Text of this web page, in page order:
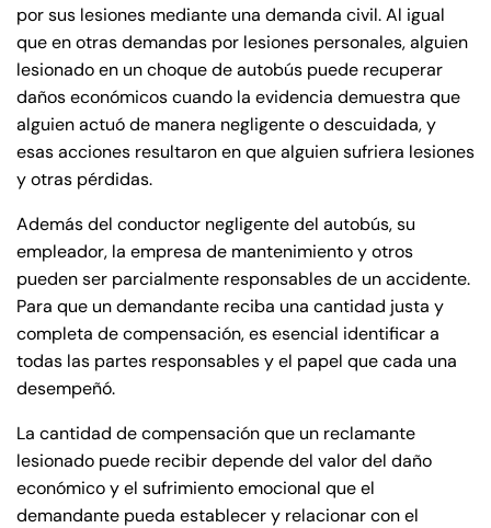
por sus lesiones mediante una demanda civil. Al igual
que en otras demandas por lesiones personales, alguien
lesionado en un choque de autobús puede recuperar
daños económicos cuando la evidencia demuestra que
alguien actuó de manera negligente o descuidada, y
esas acciones resultaron en que alguien sufriera lesiones
y otras pérdidas.
Además del conductor negligente del autobús, su
empleador, la empresa de mantenimiento y otros
pueden ser parcialmente responsables de un accidente.
Para que un demandante reciba una cantidad justa y
completa de compensación, es esencial identificar a
todas las partes responsables y el papel que cada una
desempeñó.
La cantidad de compensación que un reclamante
lesionado puede recibir depende del valor del daño
económico y el sufrimiento emocional que el
demandante pueda establecer y relacionar con el